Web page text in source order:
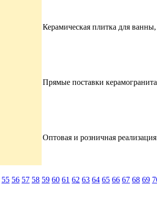
Керамическая плитка для
Прямые поставки
Оптовая и розничная
55 56 57 58 59 60 61 62 63 64 65 66 67 68 69